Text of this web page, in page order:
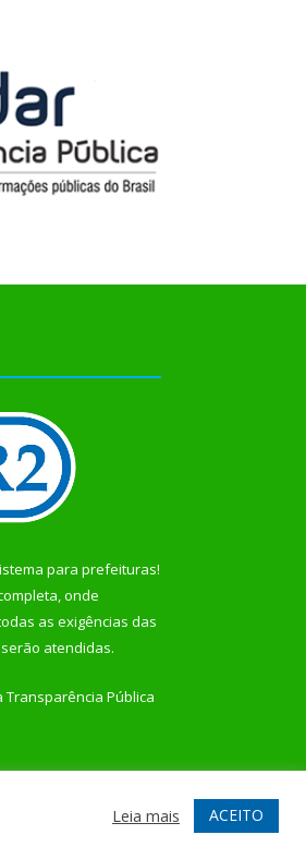
para prefeituras!
onde
as exigências das
serão atendidas.
Transparência Pública
Acessar Webmail
Leia mais ACEITO